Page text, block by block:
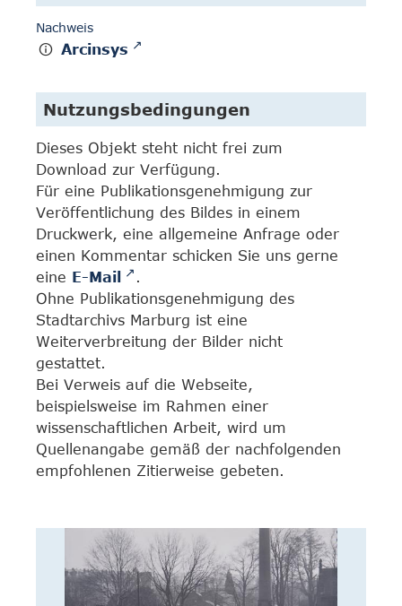
Nachweis
Arcinsys
Nutzungsbedingungen
Dieses Objekt steht nicht frei zum
Download zur Verfügung.
Für eine Publikationsgenehmigung zur
Veröffentlichung des Bildes in einem
Druckwerk, eine allgemeine Anfrage oder
einen Kommentar schicken Sie uns gerne
eine E-Mail
.
Ohne Publikationsgenehmigung des
Stadtarchivs Marburg ist eine
Weiterverbreitung der Bilder nicht
gestattet.
Bei Verweis auf die Webseite,
beispielsweise im Rahmen einer
wissenschaftlichen Arbeit, wird um
Quellenangabe gemäß der nachfolgenden
empfohlenen Zitierweise gebeten.